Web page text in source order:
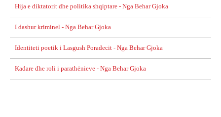
Hija e diktatorit dhe politika shqiptare - Nga Behar Gjoka
I dashur kriminel - Nga Behar Gjoka
Identiteti poetik i Lasgush Poradecit - Nga Behar Gjoka
Kadare dhe roli i parathënieve - Nga Behar Gjoka